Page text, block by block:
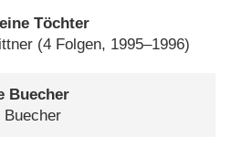
Töchter
(4 Folgen, 1995–1996)
Buecher
Buecher